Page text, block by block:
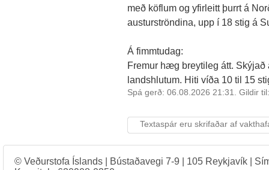
með köflum og yfirleitt þurrt á
austurströndina, upp í 18 stig á
Á fimmtudag:
Fremur hæg breytileg átt.
landshlutum. Hiti víða 10 til 15
Spá gerð: 06.08.2026 21:31. Gildir
Textaspár eru skrifaðar af
© Veðurstofa Íslands | Bústaðavegi 7-9 | 105 Reykjavík |